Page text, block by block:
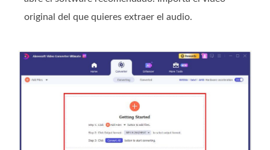
original del que quieres extraer el audio.